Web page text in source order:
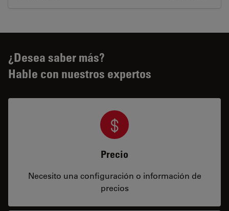
¿Desea saber más?
Hable con nuestros expertos
Precio
Necesito una configuración o información de
precios